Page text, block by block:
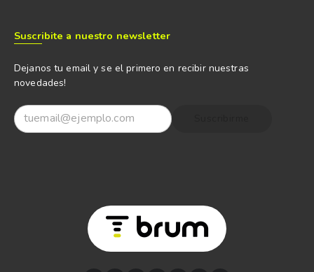
Suscribite a nuestro newsletter
Dejanos tu email y se el primero en recibir nuestras
novedades!